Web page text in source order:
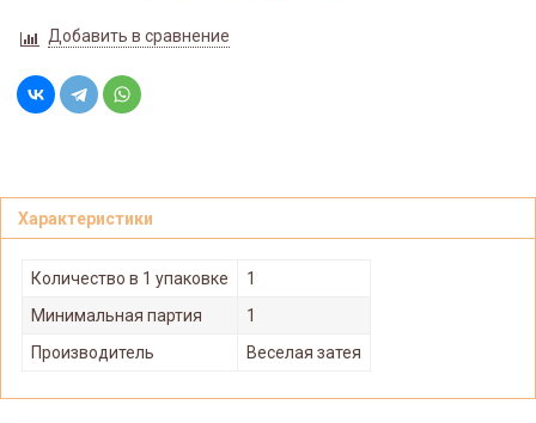
Добавить в сравнение
Характеристики
Количество в 1 упаковке
1
Минимальная партия
1
Производитель
Веселая затея